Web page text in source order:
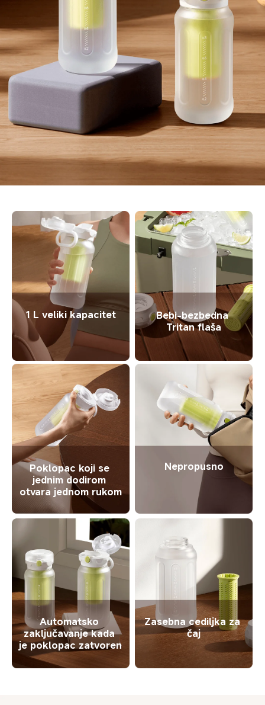
1 L veliki kapacitet
Bebi-bezbedna
Tritan flaša
Poklopac koji se
jednim dodirom
otvara jednom rukom
Nepropusno
Automatsko
zaključavanje kada
je poklopac zatvoren
Zasebna cediljka za
čaj